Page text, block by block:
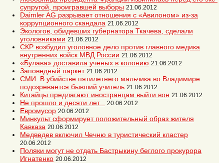
супругой, проигравшей выборы 21.06.2012
Daimler AG разрывает отношения с «Авилоном» из-за
коррупционного скандала 21.06.2012
Экологов, обидевших губернатора Ткачева, сделали
уголовниками 21.06.2012
СКР возбудил уголовное дело против главного медика
внутренних войск МВД России 21.06.2012
«Булава» доставила ученых в колонию 21.06.2012
Заповедный паркет 21.06.2012
СМИ: В убийстве пятилетнего мальчика во Владимире
подозревается бывший учитель 21.06.2012
Китайцы предлагают иностранцам выйти вон 21.06.2012
Не прошло и десяти лет... 20.06.2012
Евромусор 20.06.2012
Минкульт сформирует положительный образ жителя
Кавказа 20.06.2012
Медведев включил Чечню в туристический кластер
20.06.2012
Поляки могут не отдать Бастрыкину беглого прокурора
Игнатенко 20.06.2012